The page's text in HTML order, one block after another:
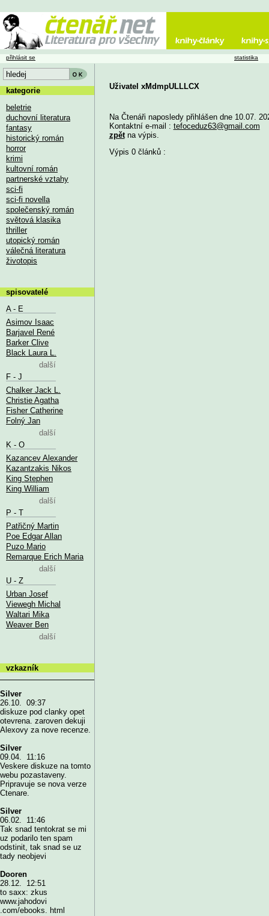
Uživatel xMdmpULLLCX
Na Čtenáři naposledy přihlášen dne 10.07.
Kontaktní e-mail : tefoceduz63@gmail.com
zpětna výpis.
Výpis 0 článků :
přihlásit se statistika
kategorie
beletrie
duchovní literatura
fantasy
historický román
horror
krimi
kultovní román
partnerské vztahy
sci-fi
sci-fi novella
společenský román
světová klasika
thriller
utopický román
válečná literatura
životopis
spisovatelé
A - E
Asimov Isaac
Barjavel René
Barker Clive
Black Laura L.
další
F - J
Chalker Jack L.
Christie Agatha
Fisher Catherine
Folný Jan
další
K - O
Kazancev Alexander
Kazantzakis Nikos
King Stephen
King William
další
P - T
Patřičný Martin
Poe Edgar Allan
Puzo Mario
Remarque Erich Maria
další
U - Z
Urban Josef
Viewegh Michal
Waltari Mika
Weaver Ben
další
vzkazník
Silver
26.10. 09:37
diskuze pod clanky opet
otevrena. zaroven dekuji
Alexovy za nove recenze.
Silver
09.04. 11:16
Veskere diskuze na tomto
webu pozastaveny.
Pripravuje se nova verze
Ctenare.
Silver
06.02. 11:46
Tak snad tentokrat se mi
uz podarilo ten spam
odstinit, tak snad se uz
tady neobjevi
Dooren
28.12. 12:51
to saxx: zkus
www.jahodovi
.com/ebooks. html